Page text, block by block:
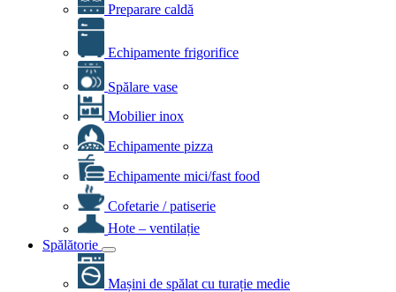
Preparare caldă
Echipamente frigorifice
Spălare vase
Mobilier inox
Echipamente pizza
Echipamente mici/fast food
Cofetarie / patiserie
Hote – ventilație
Spălătorie
Mașini de spălat cu turație medie